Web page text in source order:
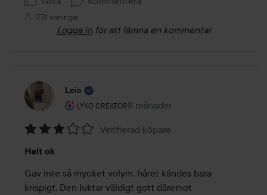
1774 visningar
Logga in för att lämna en kommentar
Leia
LYKO CREATOR
Användarens roll: Lyko Creator.
8 månader
Inlägget skapades 8 månader
3
av
5
Verifierad köpare
Helt ok
Gav inte så mycket volym, håret kändes bara